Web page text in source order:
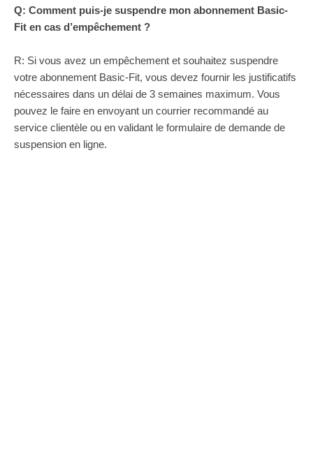
Q: Comment puis-je suspendre mon abonnement Basic-
Fit en cas d’empêchement ?
R: Si vous avez un empêchement et souhaitez suspendre
votre abonnement Basic-Fit, vous devez fournir les justificatifs
nécessaires dans un délai de 3 semaines maximum. Vous
pouvez le faire en envoyant un courrier recommandé au
service clientèle ou en validant le formulaire de demande de
suspension en ligne.